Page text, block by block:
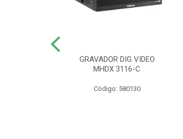
GRAVADOR DIG VIDEO
MHDX 3116-C
Código: 580130